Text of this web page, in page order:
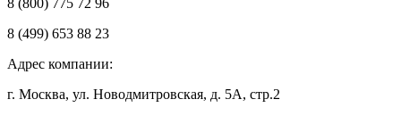
8 (800) 775 72 96
8 (499) 653 88 23
Адрес компании:
г. Москва, ул. Новодмитровская, д. 5А, стр.2